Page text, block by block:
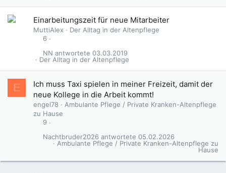
Einarbeitungszeit für neue Mitarbeiter
MuttiAlex
Der Alltag in der Altenpflege
6
Der Alltag in der Altenpflege
03.03.2019
NN
E
Ich muss Taxi spielen in meiner Freizeit, damit der
neue Kollege in die Arbeit kommt!
engel78
Ambulante Pflege / Private Kranken-Altenpflege
zu Hause
9
Ambulante Pflege / Private Kranken-Altenpflege zu
Hause
05.02.2026
Nachtbruder2026